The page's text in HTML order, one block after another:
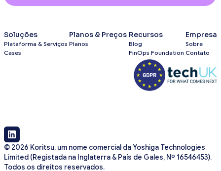
Soluções
Plataforma & Serviços
Cases
Planos & Preços
Planos
Recursos
Blog
FinOps Foundation
Empresa
Sobre
Contato
© 2026 Koritsu, um nome comercial da Yoshiga Technologies
Limited (Registada na Inglaterra & País de Gales, Nº 16546453).
Todos os direitos reservados.